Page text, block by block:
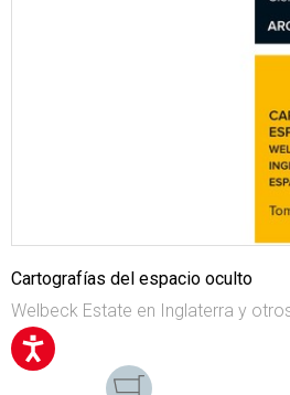
Cartografías del espacio oculto
Welbeck Estate en Inglaterra y